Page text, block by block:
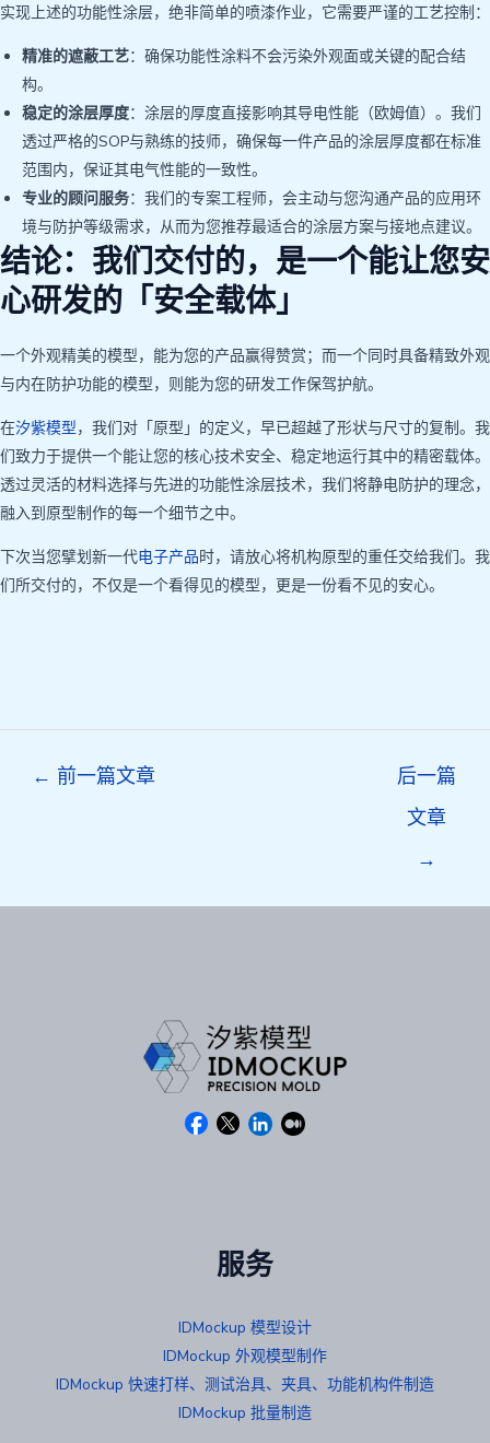
实现上述的功能性涂层，绝非简单的喷漆作业，它需要严谨的工艺控制：
精准的遮蔽工艺：确保功能性涂料不会污染外观面或关键的配合结
构。
稳定的涂层厚度：涂层的厚度直接影响其导电性能（欧姆值）。我们
透过严格的SOP与熟练的技师，确保每一件产品的涂层厚度都在标准
范围内，保证其电气性能的一致性。
专业的顾问服务：我们的专案工程师，会主动与您沟通产品的应用环
境与防护等级需求，从而为您推荐最适合的涂层方案与接地点建议。
结论：我们交付的，是一个能让您安
心研发的「安全载体」
一个外观精美的模型，能为您的产品赢得赞赏；而一个同时具备精致外观
与内在防护功能的模型，则能为您的研发工作保驾护航。
在汐紫模型，我们对「原型」的定义，早已超越了形状与尺寸的复制。我
们致力于提供一个能让您的核心技术安全、稳定地运行其中的精密载体。
透过灵活的材料选择与先进的功能性涂层技术，我们将静电防护的理念，
融入到原型制作的每一个细节之中。
下次当您擘划新一代电子产品时，请放心将机构原型的重任交给我们。我
们所交付的，不仅是一个看得见的模型，更是一份看不见的安心。
← 前一篇文章
后一篇
文章
→
服务
IDMockup 模型设计
IDMockup 外观模型制作
IDMockup 快速打样、测试治具、夹具、功能机构件制造
IDMockup 批量制造